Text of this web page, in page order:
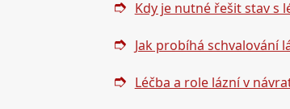
Kdy je nutné řešit stav s
Jak probíhá schvalování
Léčba a role lázní v